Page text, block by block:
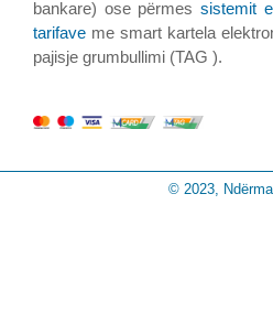
bankare) ose përmessistemit
tarifave me smart kartela
pajisje grumbullimi (TAG ).
© 2023,